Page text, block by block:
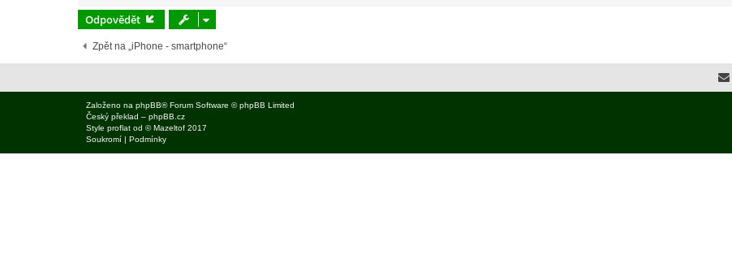
Odpovědět
Zpět na „iPhone - smartphone“
Založeno na phpBB® Forum Software © phpBB Limited
Český překlad – phpBB.cz
Style proflat od ©Mazeltof 2017
Soukromí | Podmínky